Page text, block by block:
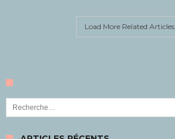
Load More Related Articles
Rechercher :